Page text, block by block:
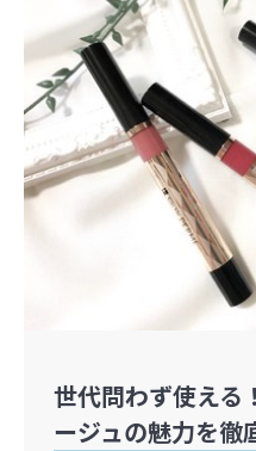
世代問わず使える
ージュの魅力を徹